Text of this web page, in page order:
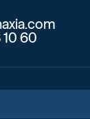
10 60